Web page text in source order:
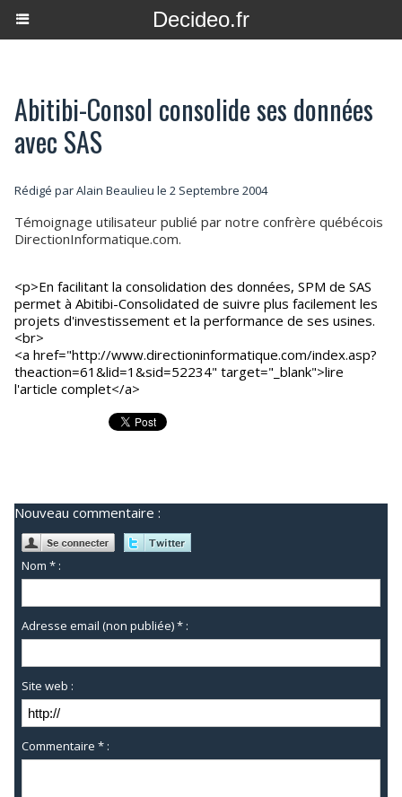
Decideo.fr
Abitibi-Consol consolide ses données
avec SAS
Rédigé par Alain Beaulieu le 2 Septembre 2004
Témoignage utilisateur publié par notre confrère québécois
DirectionInformatique.com.
<p>En facilitant la consolidation des données, SPM de SAS
permet à Abitibi-Consolidated de suivre plus facilement les
projets d'investissement et la performance de ses usines.
<br>
<a href="http://www.directioninformatique.com/index.asp?
theaction=61&lid=1&sid=52234" target="_blank">lire
l'article complet</a>
Nouveau commentaire :
Nom * :
Adresse email (non publiée) * :
Site web :
Commentaire * :